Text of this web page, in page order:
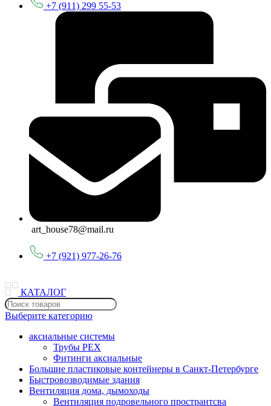
+7 (911) 299 55-53
art_house78@mail.ru
+7 (921) 977-26-76
КАТАЛОГ
Выберите категорию
аксиальные системы
Трубы PEX
Фитинги аксиальные
Большие пластиковые контейнеры в Санкт-Петербурге
Быстровозводимые здания
Вентиляция дома, дымоходы
Вентиляция подровельного пространтсва